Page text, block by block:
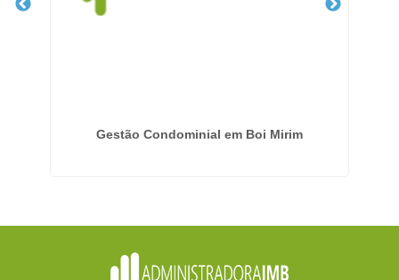
Gestão Condominial em Boi Mirim